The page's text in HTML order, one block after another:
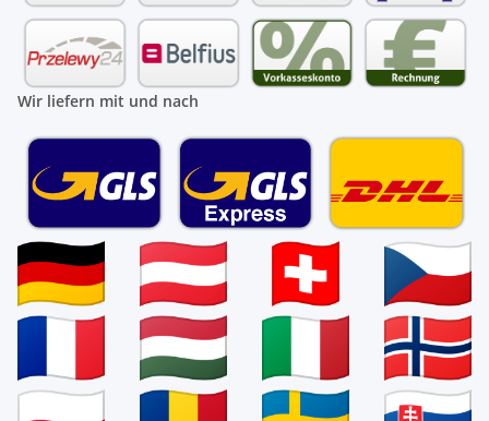
Wir liefern mit und nach